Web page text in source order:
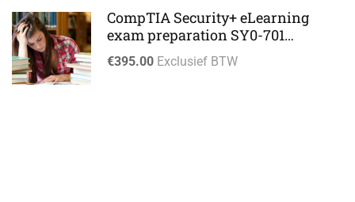
CompTIA Security+ eLearning
exam preparation SY0-701
eLearning
€395.00 Exclusief BTW